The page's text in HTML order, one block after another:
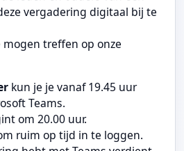
vergadering digitaal bij te
treffen op onze
kun je je vanaf 19.45 uur
Teams.
om 20.00 uur.
ruim op tijd in te loggen.